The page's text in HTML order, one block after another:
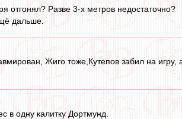
отгонял? Разве 3-х метров недостаточно?
дальше.
Жиго тоже,Кутепов забил на игру,
в одну калитку Дортмунд.